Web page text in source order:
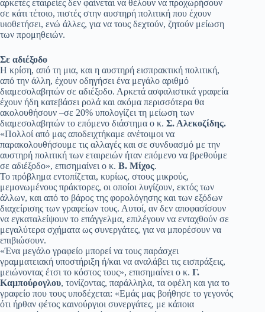
αρκετές εταιρείες δεν φαίνεται να θέλουν να προχωρήσουν
σε κάτι τέτοιο, πιστές στην αυστηρή πολιτική που έχουν
υιοθετήσει, ενώ άλλες, για να τους δεχτούν, ζητούν μείωση
των προμηθειών.
Σε αδιέξοδο
Η κρίση, από τη μια, και η αυστηρή εισπρακτική πολιτική,
από την άλλη, έχουν οδηγήσει ένα μεγάλο αριθμό
διαμεσολαβητών σε αδιέξοδο. Αρκετά ασφαλιστικά γραφεία
έχουν ήδη κατεβάσει ρολά και ακόμα περισσότερα θα
ακολουθήσουν –σε 20% υπολογίζει τη μείωση των
διαμεσολαβητών το επόμενο διάστημα ο κ. Σ. Αλεκοζίδης.
«Πολλοί από μας αποδειχτήκαμε ανέτοιμοι να
παρακολουθήσουμε τις αλλαγές και σε συνδυασμό με την
αυστηρή πολιτική των εταιρειών ήταν επόμενο να βρεθούμε
σε αδιέξοδο», επισημαίνει ο κ. Β. Μίχος.
Το πρόβλημα εντοπίζεται, κυρίως, στους μικρούς,
μεμονωμένους πράκτορες, οι οποίοι λυγίζουν, εκτός των
άλλων, και από το βάρος της φορολόγησης και των εξόδων
διαχείρισης των γραφείων τους. Αυτοί, αν δεν αποφασίσουν
να εγκαταλείψουν το επάγγελμα, επιλέγουν να ενταχθούν σε
μεγαλύτερα σχήματα ως συνεργάτες, για να μπορέσουν να
επιβιώσουν.
«Ένα μεγάλο γραφείο μπορεί να τους παράσχει
γραμματειακή υποστήριξη ή/και να αναλάβει τις εισπράξεις,
μειώνοντας έτσι το κόστος τους», επισημαίνει ο κ. Γ.
Καμπούρογλου, τονίζοντας, παράλληλα, τα οφέλη και για το
γραφείο που τους υποδέχεται: «Εμάς μας βοήθησε το γεγονός
ότι ήρθαν φέτος καινούργιοι συνεργάτες, με κάποια